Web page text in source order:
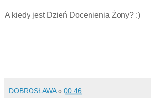
A kiedy jest Dzień Docenienia Żony? :)
DOBROSŁAWA o 00:46